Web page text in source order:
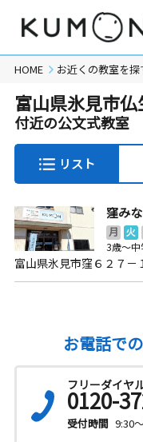
HOME お近くの教室を探
富山県氷見市
付近の公文式教室
リスト
窪み
月 火
3歳～中
富山県氷見市窪６２７－１
お電話で
フリーダイヤ
0120-
受付時間 9:30